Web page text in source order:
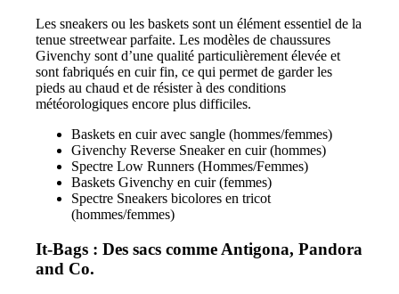
Les sneakers ou les baskets sont un élément essentiel de la
tenue streetwear parfaite. Les modèles de chaussures
Givenchy sont d’une qualité particulièrement élevée et
sont fabriqués en cuir fin, ce qui permet de garder les
pieds au chaud et de résister à des conditions
météorologiques encore plus difficiles.
Baskets en cuir avec sangle (hommes/femmes)
Givenchy Reverse Sneaker en cuir (hommes)
Spectre Low Runners (Hommes/Femmes)
Baskets Givenchy en cuir (femmes)
Spectre Sneakers bicolores en tricot
(hommes/femmes)
It-Bags : Des sacs comme Antigona, Pandora
and Co.